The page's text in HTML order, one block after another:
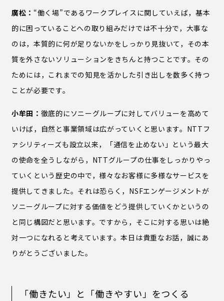
廣松： “働く場”であるワークプレイスに関していえば，基本
的に困っていることへの取り組みだけでは不十分で，大事な
のは，本質的に何が足りないかをしっかり見抜いて，その本
質を外さないソリューションをきちんと持つことです。その
ためには，これまでの知見を活かした引き出しを数多く持つ
ことが必要です。
小牟田： 徹底的にソニーグループに対してバリューを高めて
いけば，自然と事業領域は広がっていくと思います。NTTフ
ァシリティーズも設立以来，「通信を止めない」という最大
の使命を全うしながら，NTTグループの仕事をしっかりやっ
ていくという歴史の中で，様々なお客様に多様なサービスを
提供してきました。それは恐らく，NSFエンゲージメントが
ソニーグループに対する価値をどう提供していくかというの
と同じ構図だと思います。ですから，そこに対する思いは絶
対一つになれると考えています。本日は貴重なお話，誠にあ
りがとうございました。
「働きたい」と「働きやすい」をつくる